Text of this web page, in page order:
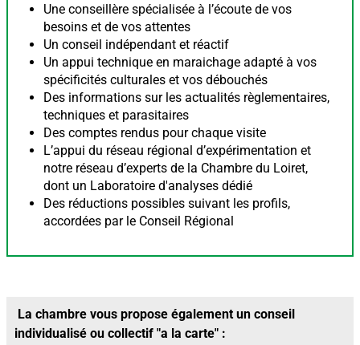
Une conseillère spécialisée à l’écoute de vos
besoins et de vos attentes
Un conseil indépendant et réactif
Un appui technique en maraichage adapté à vos
spécificités culturales et vos débouchés
Des informations sur les actualités règlementaires,
techniques et parasitaires
Des comptes rendus pour chaque visite
L’appui du réseau régional d’expérimentation et
notre réseau d’experts de la Chambre du Loiret,
dont un Laboratoire d'analyses dédié
Des réductions possibles suivant les profils,
accordées par le Conseil Régional
La chambre vous propose également un conseil
individualisé ou collectif "a la carte" :